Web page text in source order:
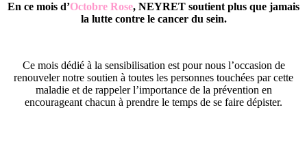
En ce mois d’Octobre Rose, NEYRET soutient plus que jamais
la lutte contre le cancer du sein.
Ce mois dédié à la sensibilisation est pour nous l’occasion de
renouveler notre soutien à toutes les personnes touchées par cette
maladie et de rappeler l’importance de la prévention en
encourageant chacun à prendre le temps de se faire dépister.